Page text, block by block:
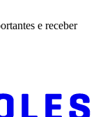
e receber